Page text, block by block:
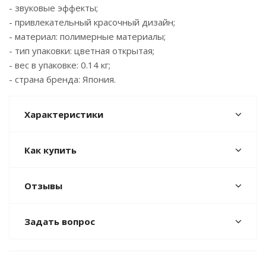
- звуковые эффекты;
- привлекательный красочный дизайн;
- материал: полимерные материалы;
- тип упаковки: цветная открытая;
- вес в упаковке: 0.14 кг;
- страна бренда: Япония.
Характеристики
Как купить
Отзывы
Задать вопрос